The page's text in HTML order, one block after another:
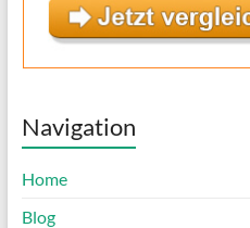
Navigation
Home
Blog